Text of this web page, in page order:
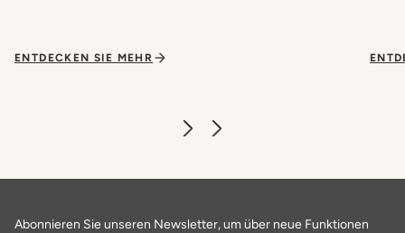
ENTDECKEN SIE MEHR
Abonnieren Sie unseren Newsletter, um über neue Funktionen